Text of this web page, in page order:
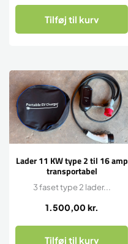
Tilføj til kurv
Lader 11 KW type 2 til 16 amp
transportabel
1.500,00 kr.
3 faset type 2 lader...
Tilføj til kurv